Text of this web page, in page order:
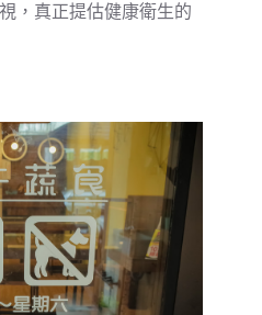
，真正提估健康衛生的